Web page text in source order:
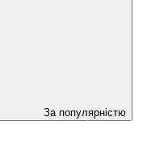
За популярністю